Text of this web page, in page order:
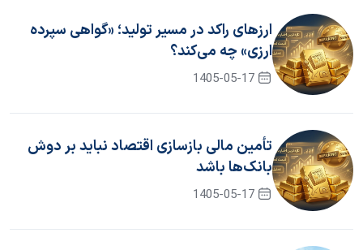
ارزهای راکد در مسیر تولید؛ «گواهی سپرده
ارزی» چه می‌کند؟
1405-05-17
تأمین مالی بازسازی اقتصاد نباید بر دوش
بانک‌ها باشد
1405-05-17